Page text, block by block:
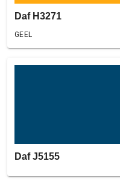
Daf H3271
GEEL
Daf J5155